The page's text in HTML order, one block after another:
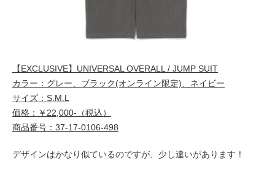
【EXCLUSIVE】UNIVERSAL OVERALL / JUMP SUIT
カラー：グレー、ブラック(オンライン限定)、ネイビー
サイズ：S.M.L
価格：￥22,000-（税込）
商品番号：37-17-0106-498
デザインはかなり似ているのですが、少し違いがあります！